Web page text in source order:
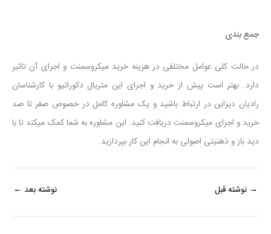
جمع بندی
در حالت کلی عوامل مختلفی در هزینه خرید میکروسمنت و اجرای آن تاثیر
دارد. بهتر است پیش از خرید و اجرای این متریال دکوراتیو با کارشناسان
رادیان دیزاین در ارتباط باشید و یک مشاوره کامل در خصوص صفر تا صد
خرید و اجرای میکروسمنت دریافت کنید. این مشاوره به شما کمک میکند تا با
دید باز و ذهنیتی اصولی به انجام این کار بپردازید.
→ نوشته قبل نوشته بعد ←